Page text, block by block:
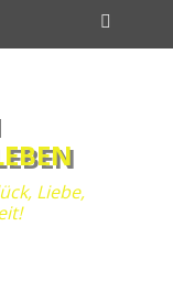
Liebe,